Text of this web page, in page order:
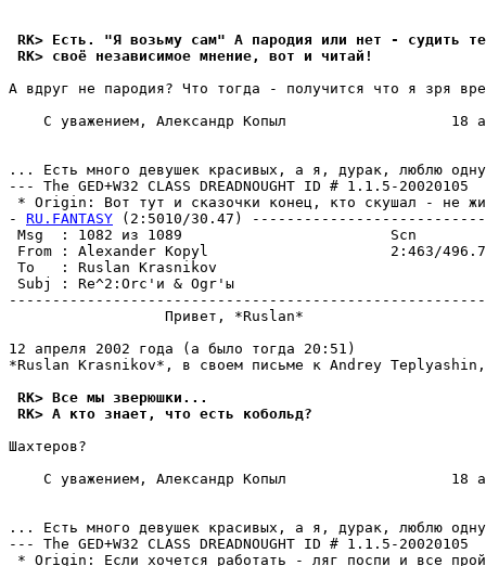
RK> Есть. "Я возьму сам" А пародия или нет - судить
RK> своё независимое мнение, вот и читай!
А вдруг не пародия? Что тогда - получится что я зря
С уважением, Александр Копыл                   18
... Есть много девyшек красивых, а я, дypак, люблю
--- The GED+W32 CLASS DREADNOUGHT ID # 1.1.5-20020105
* Origin: Вот тут и сказочки конец, кто скушал - не
- RU.FANTASY (2:5010/30.47)
Msg  : 1082 из 1089                        Scn
From : Alexander Kopyl                     2:463/
To   : Ruslan Krasnikov
Subj : Re^2:Orc'и & Ogr'ы
                  Привет, *Ruslan*
12 апреля 2002 года (а было тогда 20:51)
*Ruslan Krasnikov*, в своем письме к Andrey
RK> Все мы зверюшки...
RK> А кто знает, что есть кобольд?
Шахтеров?
С уважением, Александр Копыл                   18
... Есть много девyшек красивых, а я, дypак, люблю
--- The GED+W32 CLASS DREADNOUGHT ID # 1.1.5-20020105
* Origin: Если хочется работать - ляг поспи и все